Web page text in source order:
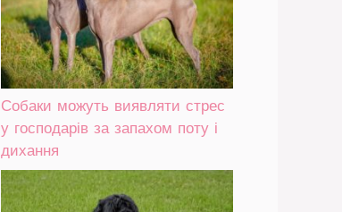
Собаки можуть виявляти стрес
у господарів за запахом поту і
дихання